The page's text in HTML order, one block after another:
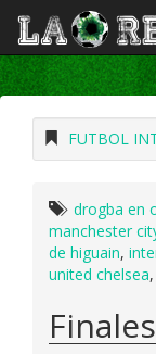
FUTBOL
drogba en
manchester
de higuain,
united chelsea,